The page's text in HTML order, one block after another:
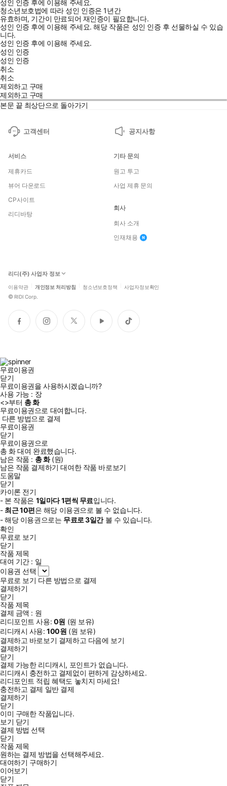
성인 인증 후에 이용해 주세요.
청소년보호법에 따라 성인 인증은 1년간
유효하며, 기간이 만료되어 재인증이 필요합니다.
성인 인증 후에 이용해 주세요.해당 작품은 성인 인증 후 선물하실 수 있습
니다.
성인 인증 후에 이용해 주세요.
성인 인증
성인 인증
취소
취소
제외하고 구매
제외하고 구매
본문 끝 최상단으로 돌아가기
고객센터 공지사항
서비스
제휴카드
뷰어 다운로드
CP사이트
리디바탕
기타 문의
원고 투고
사업 제휴 문의
회사
회사 소개
인재채용
리디(주) 사업자 정보
이용약관 개인정보 처리방침 청소년보호정책 사업자정보확인
© RIDI Corp.
페
이
인
스
트
위
유
튜
틱
톡
무료이용권
닫기
무료이용권을 사용하시겠습니까?
사용 가능 : 장
<>부터 총화
무료이용권으로 대여합니다.
다른 방법으로 결제
무료이용권
닫기
무료이용권으로
총 화대여 완료했습니다.
남은 작품 : 총화(원)
남은 작품 결제하기 대여한 작품 바로보기
도움말
닫기
카이론 전기
- 본 작품은 1일마다1편씩 무료입니다.
- 최근10편은 해당 이용권으로 볼 수 없습니다.
- 해당 이용권으로는 무료로3일간볼 수 있습니다.
확인
무료로 보기
닫기
작품 제목
대여 기간 : 일
이용권 선택
무료로 보기 다른 방법으로 결제
결제하기
닫기
작품 제목
결제 금액 : 원
리디포인트 사용: 0원 (원 보유)
리디캐시 사용:100원 (원 보유)
결제하고 바로보기 결제하고 다음에 보기
결제하기
닫기
결제 가능한 리디캐시, 포인트가 없습니다.
리디캐시 충전하고 결제없이 편하게 감상하세요.
리디포인트 적립 혜택도 놓치지 마세요!
충전하고 결제 일반 결제
결제하기
닫기
이미 구매한 작품입니다.
보기 닫기
결제 방법 선택
닫기
작품 제목
원하는 결제 방법을 선택해주세요.
대여하기 구매하기
이어보기
닫기